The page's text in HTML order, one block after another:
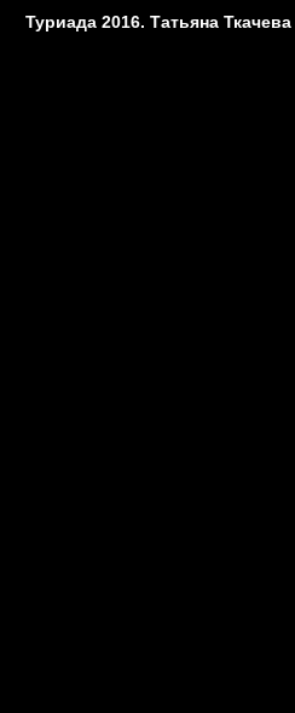
Туриада 2016. Татьяна Ткачева